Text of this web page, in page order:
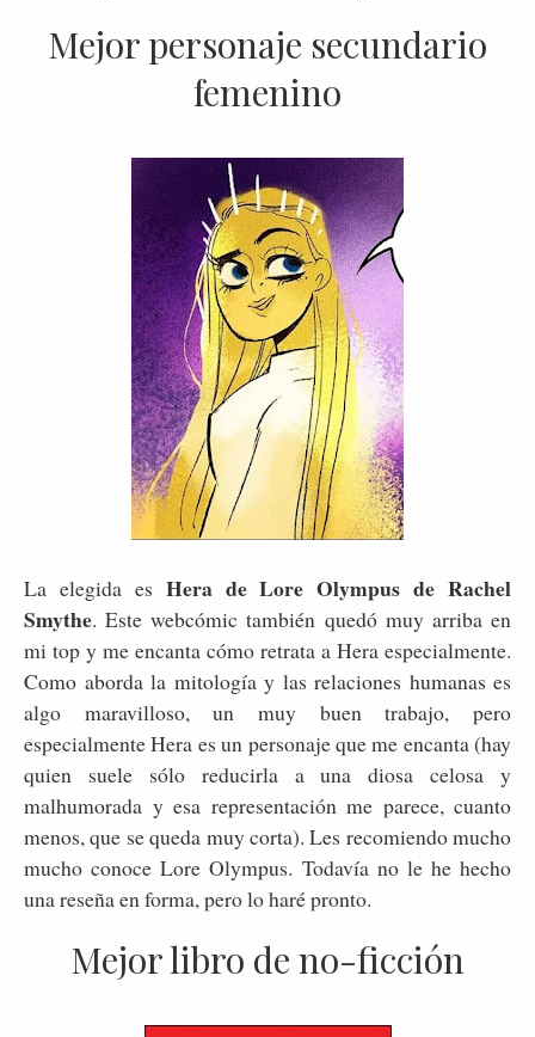
Mejor personaje secundario
femenino
La elegida es Hera de Lore Olympus de Rachel
Smythe. Este webcómic también quedó muy arriba en
mi top y me encanta cómo retrata a Hera especialmente.
Como aborda la mitología y las relaciones humanas es
algo maravilloso, un muy buen trabajo, pero
especialmente Hera es un personaje que me encanta (hay
quien suele sólo reducirla a una diosa celosa y
malhumorada y esa representación me parece, cuanto
menos, que se queda muy corta). Les recomiendo mucho
mucho conoce Lore Olympus. Todavía no le he hecho
una reseña en forma, pero lo haré pronto.
Mejor libro de no-ficción